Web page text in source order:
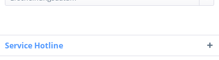
Service Hotline